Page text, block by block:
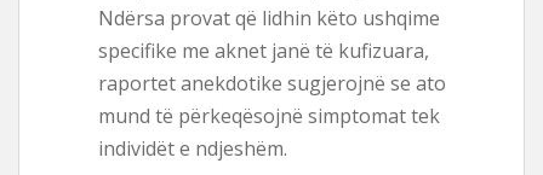
Ndërsa provat që lidhin këto ushqime
specifike me aknet janë të kufizuara,
raportet anekdotike sugjerojnë se ato
mund të përkeqësojnë simptomat tek
individët e ndjeshëm.